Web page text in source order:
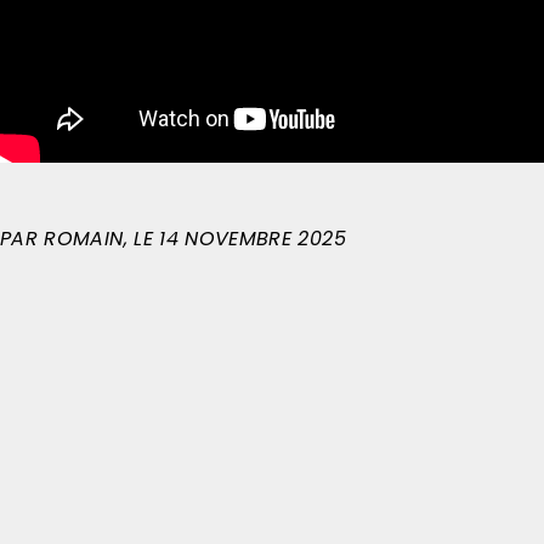
PAR ROMAIN, LE 14 NOVEMBRE 2025